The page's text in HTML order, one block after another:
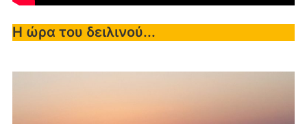
Η ώρα του δειλινού...